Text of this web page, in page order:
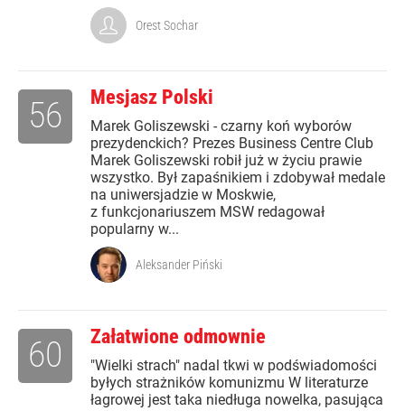
Orest Sochar
Mesjasz Polski
Marek Goliszewski - czarny koń wyborów
prezydenckich? Prezes Business Centre Club
Marek Goliszewski robił już w życiu prawie
wszystko. Był zapaśnikiem i zdobywał medale
na uniwersjadzie w Moskwie,
z funkcjonariuszem MSW redagował
popularny w...
56
Aleksander Piński
Załatwione odmownie
"Wielki strach" nadal tkwi w podświadomości
byłych strażników komunizmu W literaturze
łagrowej jest taka niedługa nowelka, pasująca
60